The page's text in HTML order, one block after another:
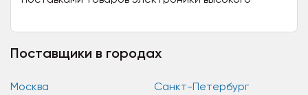
Сотрудничаем с крупными...
Поставщики в городах
Москва
Санкт-Петербург